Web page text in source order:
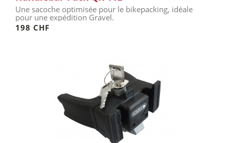
Une sacoche optimisée pour le bikepacking, idéale
pour une expédition Gravel.
198 CHF